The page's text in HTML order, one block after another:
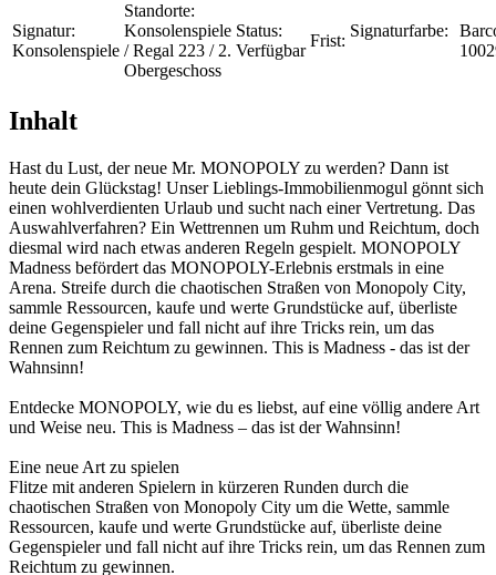
Signatur:
Konsolenspiele
Standorte:
Konsolenspiele
/ Regal 223 / 2.
Obergeschoss
Status:
Verfügbar
Frist:
Signaturfarbe:
Inhalt
Hast du Lust, der neue Mr. MONOPOLY zu werden? Dann ist
heute dein Glückstag! Unser Lieblings-Immobilienmogul gönnt sich
einen wohlverdienten Urlaub und sucht nach einer Vertretung. Das
Auswahlverfahren? Ein Wettrennen um Ruhm und Reichtum, doch
diesmal wird nach etwas anderen Regeln gespielt. MONOPOLY
Madness befördert das MONOPOLY-Erlebnis erstmals in eine
Arena. Streife durch die chaotischen Straßen von Monopoly City,
sammle Ressourcen, kaufe und werte Grundstücke auf, überliste
deine Gegenspieler und fall nicht auf ihre Tricks rein, um das
Rennen zum Reichtum zu gewinnen. This is Madness - das ist der
Wahnsinn!
Entdecke MONOPOLY, wie du es liebst, auf eine völlig andere Art
und Weise neu. This is Madness – das ist der Wahnsinn!
Eine neue Art zu spielen
Flitze mit anderen Spielern in kürzeren Runden durch die
chaotischen Straßen von Monopoly City um die Wette, sammle
Ressourcen, kaufe und werte Grundstücke auf, überliste deine
Gegenspieler und fall nicht auf ihre Tricks rein, um das Rennen zum
Reichtum zu gewinnen.